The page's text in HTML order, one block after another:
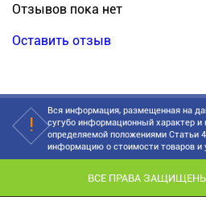
Отзывов пока нет
Оставить отзыв
Вся информация, размещенная на
сугубо информационный характер и
определяемой положениями Статьи
информацию о стоимости товаров и
ВСЕ ПРАВА